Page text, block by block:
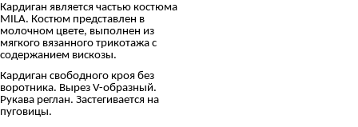
Кардиган является частью костюма
MILA. Костюм представлен в
молочном цвете, выполнен из
мягкого вязанного трикотажа с
содержанием вискозы.
Кардиган свободного кроя без
воротника. Вырез V-образный.
Рукава реглан. Застегивается на
пуговицы.